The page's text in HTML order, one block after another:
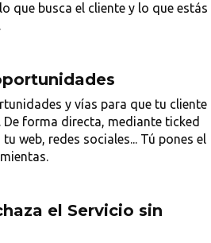
que busca el cliente y lo que estás
y vías para que tu cliente
forma directa, mediante ticked
web, redes sociales... Tú pones el
el Servicio sin